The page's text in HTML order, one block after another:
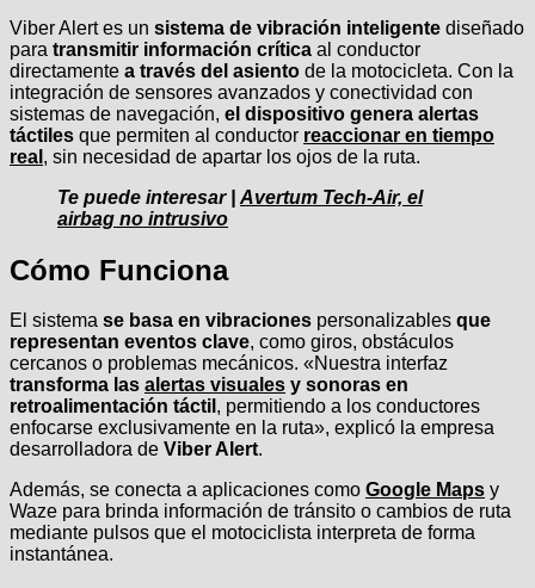
Viber Alert es un sistema de vibración inteligente diseñado
para transmitir información crítica al conductor
directamente a través del asiento de la motocicleta. Con la
integración de sensores avanzados y conectividad con
sistemas de navegación, el dispositivo genera alertas
táctiles que permiten al conductor reaccionar en tiempo
real , sin necesidad de apartar los ojos de la ruta.
Te puede interesar | Avertum Tech-Air, el
airbag no intrusivo
Cómo Funciona
El sistema se basa en vibraciones personalizables que
representan eventos clave, como giros, obstáculos
cercanos o problemas mecánicos. «Nuestra interfaz
transforma las alertas visuales y sonoras en
retroalimentación táctil , permitiendo a los conductores
enfocarse exclusivamente en la ruta», explicó la empresa
desarrolladora de Viber Alert.
Además, se conecta a aplicaciones como Google Maps y
Waze para brinda información de tránsito o cambios de ruta
mediante pulsos que el motociclista interpreta de forma
instantánea.